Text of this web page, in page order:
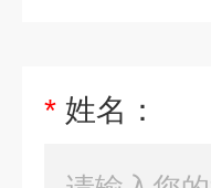
* 姓名：